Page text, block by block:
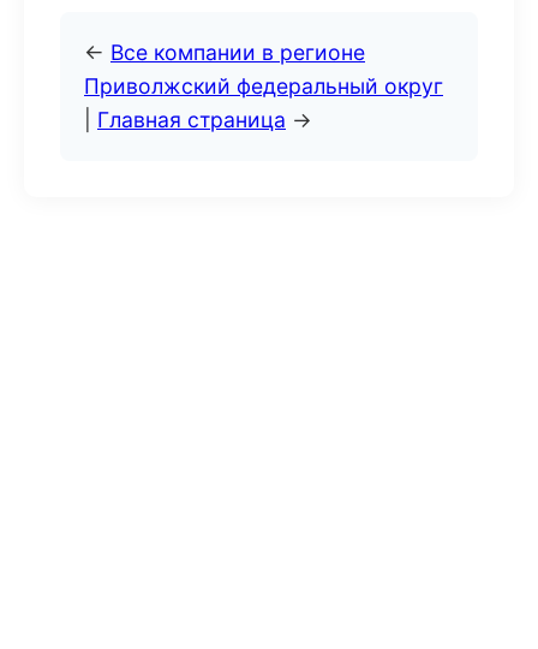
← Все компании в регионе
Приволжский федеральный округ
Главная страница →